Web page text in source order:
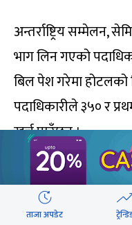
अन्तर्राष्ट्रिय सम्मेलन,
भाग लिन गएको
बिल पेश गरेमा होटलको
पदाधिकारीले ३५० र
खर्च पाउँछन् ।
अर्थ मन्त्रालयका
खालका भ्रमण
ताजा अपडेट